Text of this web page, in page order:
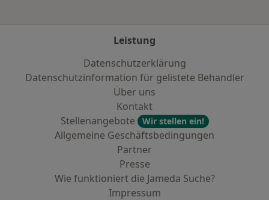
Leistung
Datenschutzerklärung
Datenschutzinformation für gelistete Behandler
Über uns
Kontakt
Stellenangebote
Wir stellen ein!
Allgemeine Geschäftsbedingungen
Partner
Presse
Wie funktioniert die Jameda Suche?
Impressum